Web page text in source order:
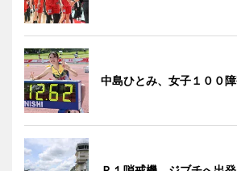
中島ひとみ、女子１００